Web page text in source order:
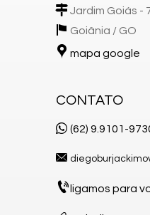
Jardim Goiás -
Goiânia / GO
mapa google
CONTATO
(62) 9.9101-
ligamos para